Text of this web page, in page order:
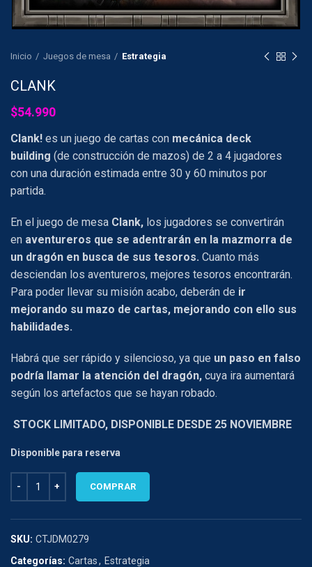
Inicio Juegos de mesa Estrategia
CLANK
$54.990
Clank! es un juego de cartas con mecánica deck
building (de construcción de mazos) de 2 a 4 jugadores
con una duración estimada entre 30 y 60 minutos por
partida.
En el juego de mesa Clank, los jugadores se convertirán
en aventureros que se adentrarán en la mazmorra de
un dragón en busca de sus tesoros. Cuanto más
desciendan los aventureros, mejores tesoros encontrarán.
Para poder llevar su misión acabo, deberán de ir
mejorando su mazo de cartas, mejorando con ello sus
habilidades.
Habrá que ser rápido y silencioso, ya que un paso en falso
podría llamar la atención del dragón, cuya ira aumentará
según los artefactos que se hayan robado.
STOCK LIMITADO, DISPONIBLE DESDE 25 NOVIEMBRE
Disponible para reserva
COMPRAR
SKU: CTJDM0279
Categorías: Cartas, Estrategia